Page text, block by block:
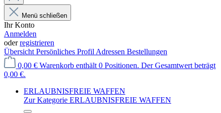
Menü schließen
Ihr Konto
Anmelden
oderregistrieren
Übersicht Persönliches Profil Adressen Bestellungen
0,00 € Warenkorb enthält 0 Positionen. Der Gesamtwert beträgt
0,00 €.
ERLAUBNISFREIE WAFFEN
Zur Kategorie ERLAUBNISFREIE WAFFEN